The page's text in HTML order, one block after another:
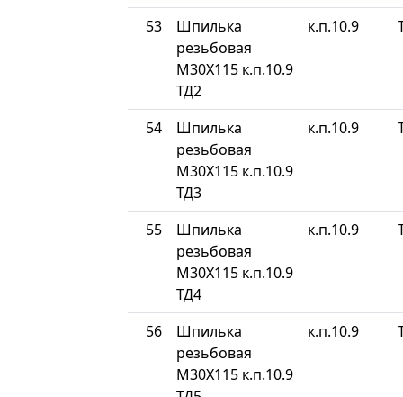
53
Шпилька
резьбовая
М30Х115 к.п.10.9
ТД2
к.п.10.9
54
Шпилька
резьбовая
М30Х115 к.п.10.9
ТД3
к.п.10.9
55
Шпилька
резьбовая
М30Х115 к.п.10.9
ТД4
к.п.10.9
56
Шпилька
резьбовая
М30Х115 к.п.10.9
к.п.10.9